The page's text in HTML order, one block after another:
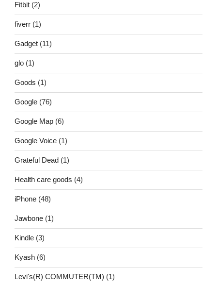
Fitbit (2)
fiverr (1)
Gadget (11)
glo (1)
Goods (1)
Google (76)
Google Map (6)
Google Voice (1)
Grateful Dead (1)
Health care goods (4)
iPhone (48)
Jawbone (1)
Kindle (3)
Kyash (6)
Levi's(R) COMMUTER(TM) (1)